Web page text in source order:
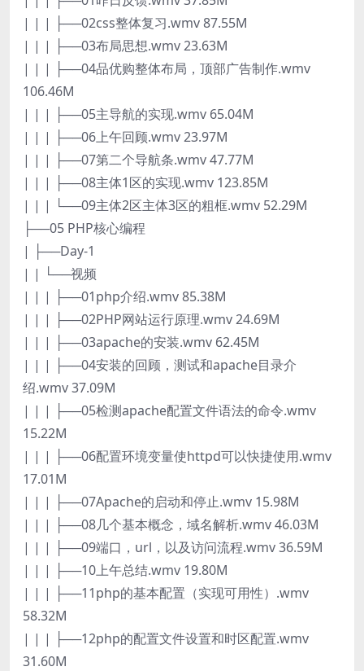
| | | ├──02css整体复习.wmv 87.55M
| | | ├──03布局思想.wmv 23.63M
| | | ├──04品优购整体布局，顶部广告制作.wmv
106.46M
| | | ├──05主导航的实现.wmv 65.04M
| | | ├──06上午回顾.wmv 23.97M
| | | ├──07第二个导航条.wmv 47.77M
| | | ├──08主体1区的实现.wmv 123.85M
| | | └──09主体2区主体3区的粗框.wmv 52.29M
├──05 PHP核心编程
| ├──Day-1
| | └──视频
| | | ├──01php介绍.wmv 85.38M
| | | ├──02PHP网站运行原理.wmv 24.69M
| | | ├──03apache的安装.wmv 62.45M
| | | ├──04安装的回顾，测试和apache目录介
绍.wmv 37.09M
| | | ├──05检测apache配置文件语法的命令.wmv
15.22M
| | | ├──06配置环境变量使httpd可以快捷使用.wmv
17.01M
| | | ├──07Apache的启动和停止.wmv 15.98M
| | | ├──08几个基本概念，域名解析.wmv 46.03M
| | | ├──09端口，url，以及访问流程.wmv 36.59M
| | | ├──10上午总结.wmv 19.80M
| | | ├──11php的基本配置（实现可用性）.wmv
58.32M
| | | ├──12php的配置文件设置和时区配置.wmv
31.60M